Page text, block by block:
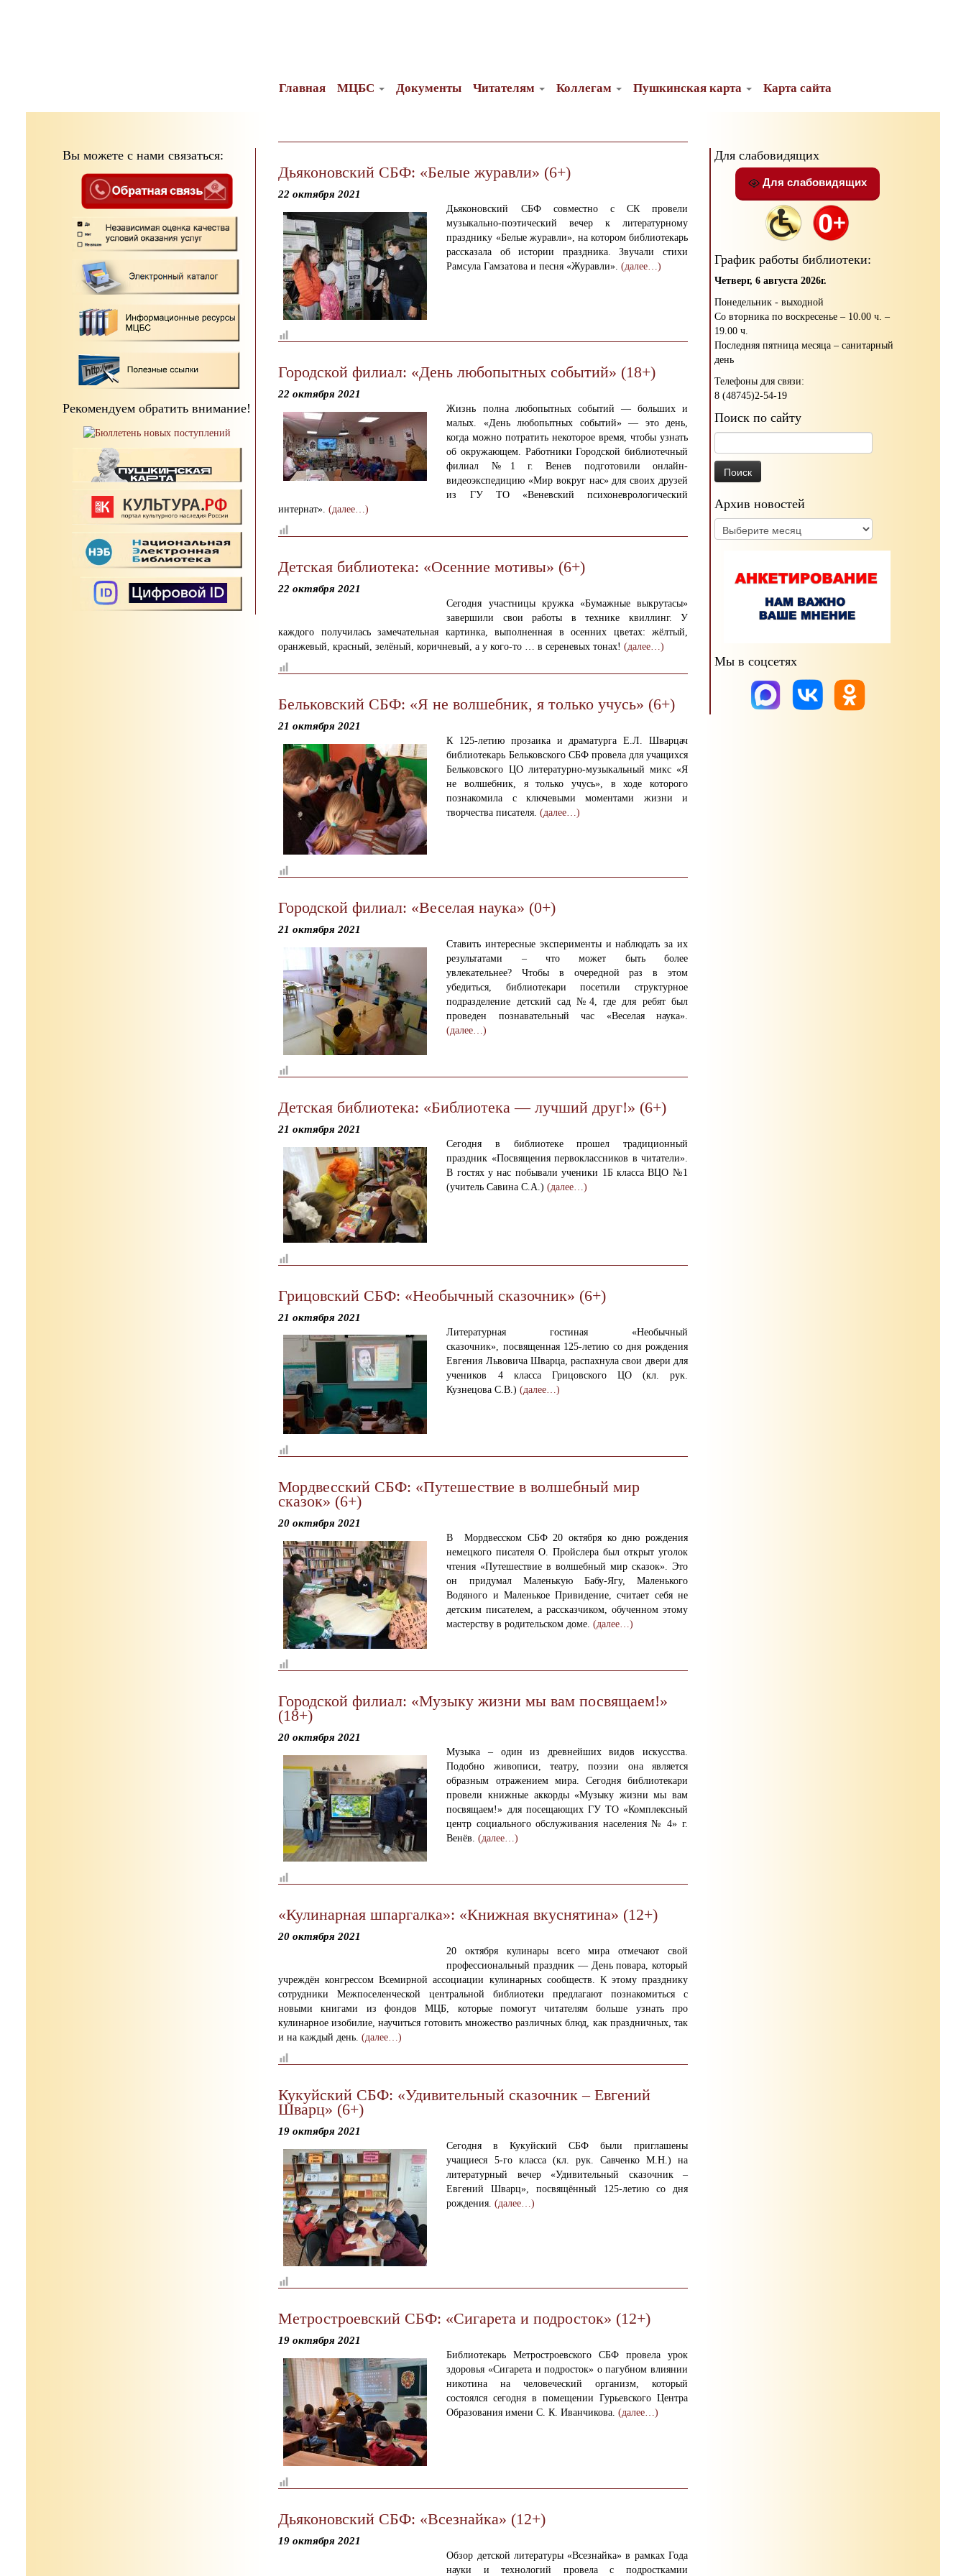
Главная МЦБС Документы Читателям Коллегам Пушкинская карта Карта сайта
Вы можете с нами связаться:
Рекомендуем обратить внимание!
Дьяконовский СБФ: «Белые журавли» (6+)
22 октября 2021
Дьяконовский СБФ совместно с СК провели
музыкально-поэтический вечер к литературному
празднику «Белые журавли», на котором библиотекарь
рассказала об истории праздника. Звучали стихи
Рамсула Гамзатова и песня «Журавли». (далее…)
Городской филиал: «День любопытных событий» (18+)
22 октября 2021
Жизнь полна любопытных событий — больших и
малых. «День любопытных событий» — это день,
когда можно потратить некоторое время, чтобы узнать
об окружающем. Работники Городской библиотечный
филиал №1 г. Венев подготовили онлайн-
видеоэкспедицию «Мир вокруг нас» для своих друзей
из ГУ ТО «Веневский психоневрологический
интернат». (далее…)
Детская библиотека: «Осенние мотивы» (6+)
22 октября 2021
Сегодня участницы кружка «Бумажные выкрутасы»
завершили свои работы в технике квиллинг. У
каждого получилась замечательная картинка, выполненная в осенних цветах: жёлтый,
оранжевый, красный, зелёный, коричневый, а у кого-то … в сереневых тонах! (далее…)
Бельковский СБФ: «Я не волшебник, я только учусь» (6+)
21 октября 2021
К 125-летию прозаика и драматурга Е.Л. Шварцач
библиотекарь Бельковского СБФ провела для учащихся
Бельковского ЦОлитературно-музыкальный микс «Я
не волшебник, я только учусь», в ходе которого
познакомила с ключевыми моментами жизни и
творчества писателя. (далее…)
Городской филиал: «Веселая наука» (0+)
21 октября 2021
Ставить интересные эксперименты и наблюдать за их
результатами – что может быть более
увлекательнее? Чтобы в очередной раз в этом
убедиться, библиотекари посетили структурное
подразделение детский сад №4, где для ребят был
проведен познавательный час «Веселая наука».
(далее…)
Детская библиотека: «Библиотека — лучший друг!» (6+)
21 октября 2021
Сегодня в библиотеке прошел традиционный
праздник «Посвящения первоклассников в читатели».
В гостях у нас побывали ученики 1Б класса ВЦО №1
(учитель Савина С.А.)(далее…)
Грицовский СБФ: «Необычный сказочник» (6+)
21 октября 2021
Литературная гостиная «Необычный
сказочник», посвященная 125-летию со дня рождения
Евгения Львовича Шварца, распахнула свои двери для
учеников 4 класса Грицовского ЦО (кл. рук.
Кузнецова С.В.) (далее…)
Мордвесский СБФ: «Путешествие в волшебный мир
сказок» (6+)
20 октября 2021
В Мордвесском СБФ20 октября ко дню рождения
немецкого писателя О. Пройслера был открыт уголок
чтения «Путешествие в волшебный мир сказок». Это
он придумал Маленькую Бабу-Ягу, Маленького
Водяного и Маленькое Привидение, считает себя не
детским писателем, а рассказчиком, обученном этому
мастерству в родительском доме.(далее…)
Городской филиал: «Музыку жизни мы вам посвящаем!»
(18+)
20 октября 2021
Музыка – один из древнейших видов искусства.
Подобно живописи, театру, поэзии она является
образным отражением мира. Сегодня библиотекари
провели книжные аккорды «Музыку жизни мы вам
посвящаем!» для посещающих ГУ ТО «Комплексный
центр социального обслуживания населения № 4» г.
Венёв.(далее…)
«Кулинарная шпаргалка»: «Книжная вкуснятина» (12+)
20 октября 2021
20 октября кулинары всего мира отмечают свой
профессиональный праздник — День повара, который
учреждён конгрессом Всемирной ассоциации кулинарных сообществ. К этому празднику
сотрудники Межпоселенческой центральной библиотеки предлагают познакомиться с
новыми книгами из фондов МЦБ, которые помогут читателям больше узнать про
кулинарное изобилие, научиться готовить множество различных блюд, как праздничных, так
и на каждый день. (далее…)
Кукуйский СБФ: «Удивительный сказочник – Евгений
Шварц» (6+)
19 октября 2021
Сегодня в Кукуйский СБФ были приглашены
учащиеся 5-го класса (кл. рук. Савченко М.Н.) на
литературный вечер «Удивительный сказочник –
Евгений Шварц», посвящённый 125-летию со дня
рождения.(далее…)
Метростроевский СБФ: «Сигарета и подросток» (12+)
19 октября 2021
Библиотекарь Метростроевского СБФ провела урок
здоровья «Сигарета и подросток» опагубном влиянии
никотина на человеческий организм, который
состоялся сегодняв помещении Гурьевского Центра
Образования имени С. К. Иванчикова. (далее…)
Дьяконовский СБФ: «Всезнайка» (12+)
19 октября 2021
Обзор детской литературы «Всезнайка» в рамках Года
науки и технологий провела с подросткамии
Для слабовидящих
Для слабовидящих
График работы библиотеки:
Четверг, 6 августа 2026г.
Понедельник - выходной
Со вторника по воскресенье – 10.00 ч. –
19.00 ч.
Последняя пятница месяца – санитарный
день
Телефоны для связи:
8 (48745)2-54-19
Поиск по сайту
Архив новостей
Архив
новостей
Мы в соцсетях